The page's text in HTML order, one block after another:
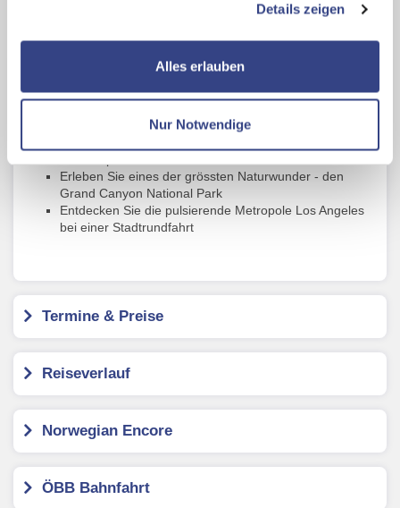
zusätzliche Dienste bzw. Technologien von Drittanbietern
nutzen und uns sowie Dritten weitere Personalisierungen
ermöglichen, dabei kommt es auch zu Übermittlungen
Datenschutzseite
Mit Klick auf "Alles erlauben" stimmen Sie der
Verwendung der Cookies & Plugins auf unseren
Webseiten zu.
Details zeigen
Alles erlauben
Nur Notwendige
und lebendige Kultur an der Mexikanischen Riviera
Erleben Sie eines der grössten Naturwunder - den
Grand Canyon National Park
Entdecken Sie die pulsierende Metropole Los Angeles
bei einer Stadtrundfahrt
Termine & Preise
Reiseverlauf
Norwegian Encore
ÖBB Bahnfahrt